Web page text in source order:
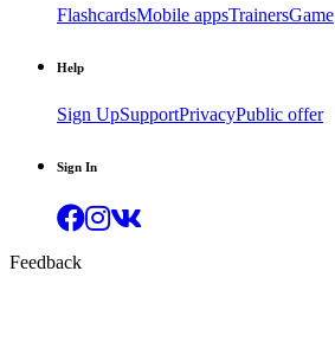
FlashcardsMobile appsTrainersGame
Help
Sign UpSupportPrivacyPublic offer
Sign In
Feedback